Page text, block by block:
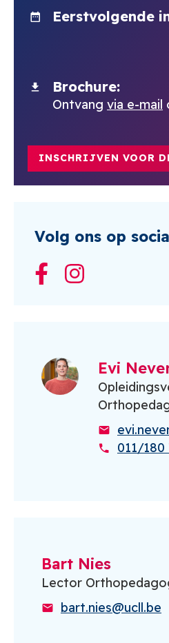
Eerstvolgende
Brochure
Ontvang via e-mail
INSCHRIJVEN VOOR
Volg ons op
Evi
011/180
Bart Nies
Lector
bart.nies@ucll.be